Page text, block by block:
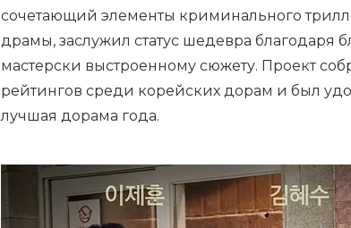
сочетающий элементы криминального
драмы, заслужил статус шедевра благодаря
мастерски выстроенному сюжету. Проект
рейтингов среди корейских дорам и был
лучшая дорама года.